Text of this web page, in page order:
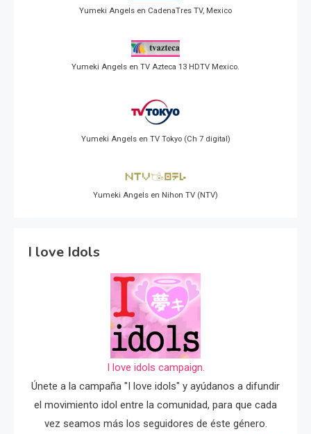
Yumeki Angels en CadenaTres TV, Mexico
Yumeki Angels en TV Azteca 13 HDTV Mexico.
Yumeki Angels en TV Tokyo (Ch 7 digital)
Yumeki Angels en Nihon TV (NTV)
I love Idols
I love idols campaign.
Únete a la campaña "I love idols" y ayúdanos a difundir
el movimiento idol entre la comunidad, para que cada
vez seamos más los seguidores de éste género.